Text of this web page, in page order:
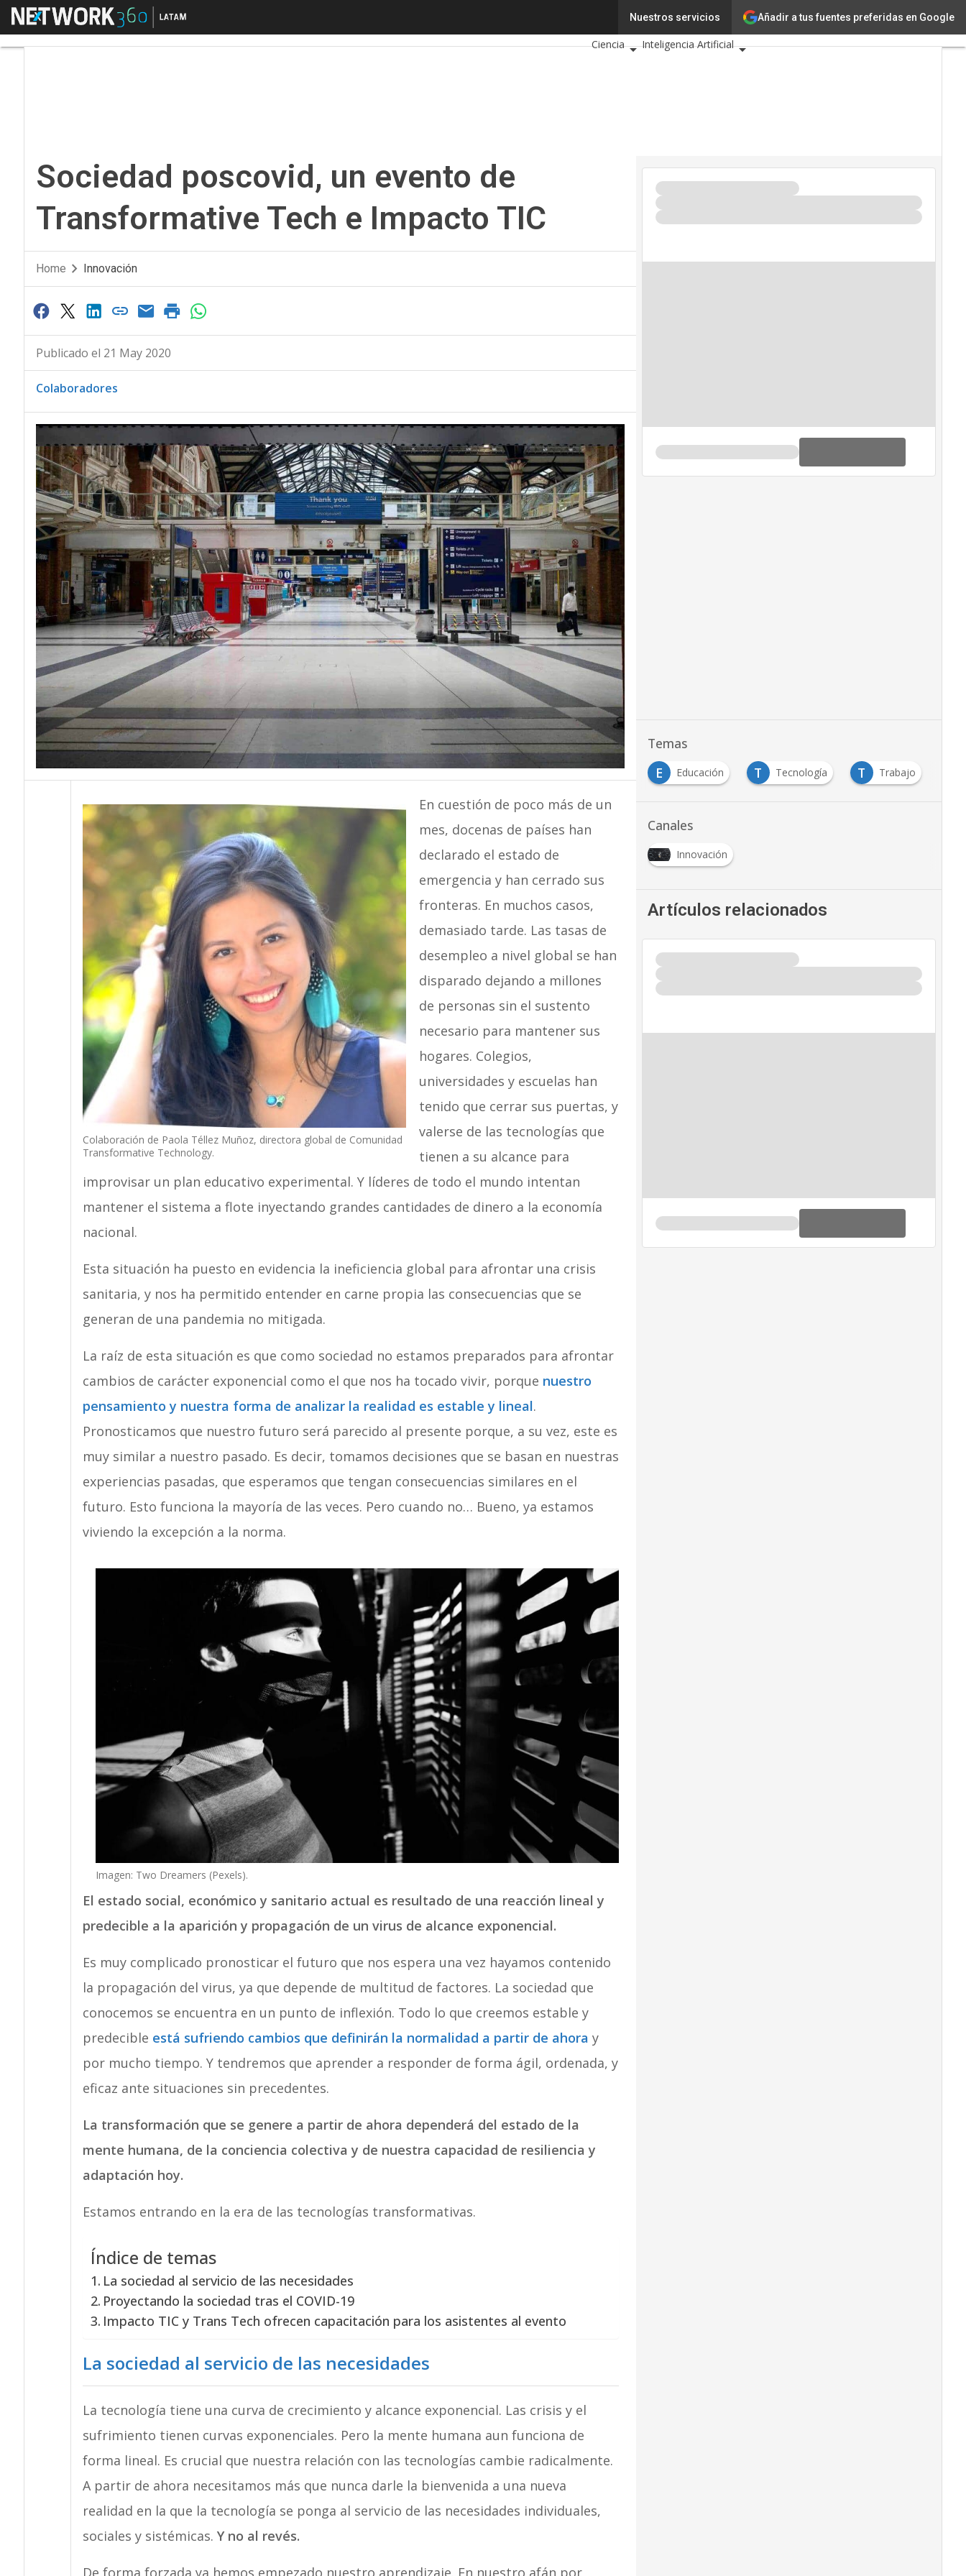
Añadir a tus fuentes preferidas en Google
Nuestros servicios
Menú Tecnología
Innovación
Ciencia
Inteligencia Artificial
Sociedad poscovid, un evento de
Transformative Tech e Impacto TIC
Home Innovación
Publicado el 21 May 2020
Colaboradores
Colaboración de Paola Téllez Muñoz, directora global de Comunidad
Transformative Technology.
En cuestión de poco más de un
mes, docenas de países han
declarado el estado de
emergencia y han cerrado sus
fronteras. En muchos casos,
demasiado tarde. Las tasas de
desempleo a nivel global se han
disparado dejando a millones
de personas sin el sustento
necesario para mantener sus
hogares. Colegios,
universidades y escuelas han
tenido que cerrar sus puertas, y
valerse de las tecnologías que
tienen a su alcance para
improvisar un plan educativo experimental. Y líderes de todo el mundo intentan
mantener el sistema a flote inyectando grandes cantidades de dinero a la economía
nacional.
Esta situación ha puesto en evidencia la ineficiencia global para afrontar una crisis
sanitaria, y nos ha permitido entender en carne propia las consecuencias que se
generan de una pandemia no mitigada.
La raíz de esta situación es que como sociedad no estamos preparados para afrontar
cambios de carácter exponencial como el que nos ha tocado vivir, porque nuestro
pensamiento y nuestra forma de analizar la realidad es estable y lineal.
Pronosticamos que nuestro futuro será parecido al presente porque, a su vez, este es
muy similar a nuestro pasado. Es decir, tomamos decisiones que se basan en nuestras
experiencias pasadas, que esperamos que tengan consecuencias similares en el
futuro. Esto funciona la mayoría de las veces. Pero cuando no… Bueno, ya estamos
viviendo la excepción a la norma.
Imagen: Two Dreamers (Pexels).
El estado social, económico y sanitario actual es resultado de una reacción lineal y
predecible a la aparición y propagación de un virus de alcance exponencial.
Es muy complicado pronosticar el futuro que nos espera una vez hayamos contenido
la propagación del virus, ya que depende de multitud de factores. La sociedad que
conocemos se encuentra en un punto de inflexión. Todo lo que creemos estable y
predecible está sufriendo cambios que definirán la normalidad a partir de ahora y
por mucho tiempo. Y tendremos que aprender a responder de forma ágil, ordenada, y
eficaz ante situaciones sin precedentes.
La transformación que se genere a partir de ahora dependerá del estado de la
mente humana, de la conciencia colectiva y de nuestra capacidad de resiliencia y
adaptación hoy.
Estamos entrando en la era de las tecnologías transformativas.
Índice de temas
La sociedad al servicio de las necesidades
Proyectando la sociedad tras el COVID-19
Impacto TIC y Trans Tech ofrecen capacitación para los asistentes al evento
La sociedad al servicio de las necesidades
La tecnología tiene una curva de crecimiento y alcance exponencial. Las crisis y el
sufrimiento tienen curvas exponenciales. Pero la mente humana aun funciona de
forma lineal. Es crucial que nuestra relación con las tecnologías cambie radicalmente.
A partir de ahora necesitamos más que nunca darle la bienvenida a una nueva
realidad en la que la tecnología se ponga al servicio de las necesidades individuales,
sociales y sistémicas. Y no al revés.
De forma forzada ya hemos empezado nuestro aprendizaje. En nuestro afán por
Temas
E
Economía E Educación T Tecnología T Trabajo
Canales
Innovación
Artículos relacionados